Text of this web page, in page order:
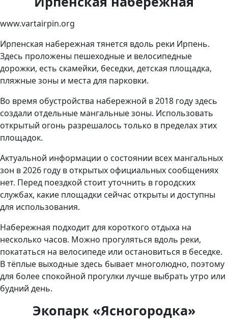
www.vartairpin.org
Ирпенская набережная тянется вдоль реки Ирпень.
Здесь проложены пешеходные и велосипедные
дорожки, есть скамейки, беседки, детская площадка,
пляжные зоны и места для парковки.
Во время обустройства набережной в 2018 году здесь
создали отдельные мангальные зоны. Использовать
открытый огонь разрешалось только в пределах этих
площадок.
Актуальной информации о состоянии всех мангальных
зон в 2026 году в открытых официальных сообщениях
нет. Перед поездкой стоит уточнить в городских
службах, какие площадки сейчас открыты и доступны
для использования.
Набережная подходит для короткого отдыха на
несколько часов. Можно прогуляться вдоль реки,
покататься на велосипеде или остановиться в беседке.
В тёплые выходные здесь бывает многолюдно, поэтому
для более спокойной прогулки лучше выбрать утро или
будний день.
Экопарк «Ясногородка»